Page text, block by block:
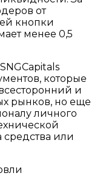
от
кнопки
менее 0,5
которые
и
рынков, но еще
личного
или